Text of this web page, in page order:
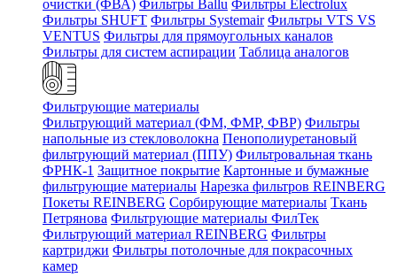
очистки (ФВА) Фильтры Ballu Фильтры Electrolux
Фильтры SHUFT Фильтры Systemair Фильтры VTS VS
VENTUS Фильтры для прямоугольных каналов
Фильтры для систем аспирации Таблица аналогов
Фильтрующие материалы
Фильтрующий материал (ФМ, ФМР, ФВР) Фильтры
напольные из стекловолокна Пенополиуретановый
фильтрующий материал (ППУ) Фильтровальная ткань
ФРНК-1 Защитное покрытие Картонные и бумажные
фильтрующие материалы Нарезка фильтров REINBERG
Покеты REINBERG Сорбирующие материалы Ткань
Петрянова Фильтрующие материалы ФилТек
Фильтрующий материал REINBERG Фильтры
картриджи Фильтры потолочные для покрасочных
камер